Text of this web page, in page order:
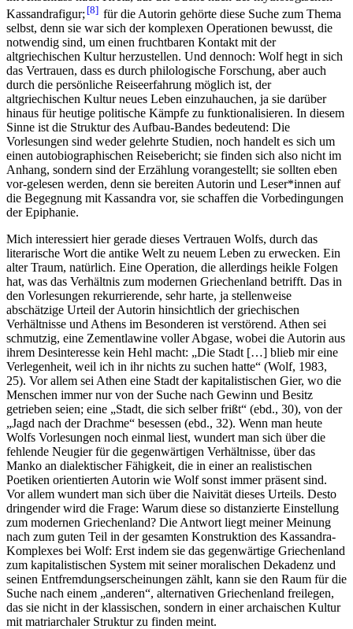
Kassandrafigur; 8
für die Autorin gehörte diese Suche zum Thema
selbst, denn sie war sich der komplexen Operationen bewusst, die
notwendig sind, um einen fruchtbaren Kontakt mit der
altgriechischen Kultur herzustellen. Und dennoch: Wolf hegt in sich
das Vertrauen, dass es durch philologische Forschung, aber auch
durch die persönliche Reiseerfahrung möglich ist, der
altgriechischen Kultur neues Leben einzuhauchen, ja sie darüber
hinaus für heutige politische Kämpfe zu funktionalisieren. In diesem
Sinne ist die Struktur des Aufbau-Bandes bedeutend: Die
Vorlesungen sind weder gelehrte Studien, noch handelt es sich um
einen autobiographischen Reisebericht; sie finden sich also nicht im
Anhang, sondern sind der Erzählung vorangestellt; sie sollten eben
vor-gelesen werden, denn sie bereiten Autorin und Leser*innen auf
die Begegnung mit Kassandra vor, sie schaffen die Vorbedingungen
der Epiphanie.
Mich interessiert hier gerade dieses Vertrauen Wolfs, durch das
literarische Wort die antike Welt zu neuem Leben zu erwecken. Ein
alter Traum, natürlich. Eine Operation, die allerdings heikle Folgen
hat, was das Verhältnis zum modernen Griechenland betrifft. Das in
den Vorlesungen rekurrierende, sehr harte, ja stellenweise
abschätzige Urteil der Autorin hinsichtlich der griechischen
Verhältnisse und Athens im Besonderen ist verstörend. Athen sei
schmutzig, eine Zementlawine voller Abgase, wobei die Autorin aus
ihrem Desinteresse kein Hehl macht: „Die Stadt […] blieb mir eine
Verlegenheit, weil ich in ihr nichts zu suchen hatte“ (Wolf, 1983,
25). Vor allem sei Athen eine Stadt der kapitalistischen Gier, wo die
Menschen immer nur von der Suche nach Gewinn und Besitz
getrieben seien; eine „Stadt, die sich selber frißt“ (ebd., 30), von der
„Jagd nach der Drachme“ besessen (ebd., 32). Wenn man heute
Wolfs Vorlesungen noch einmal liest, wundert man sich über die
fehlende Neugier für die gegenwärtigen Verhältnisse, über das
Manko an dialektischer Fähigkeit, die in einer an realistischen
Poetiken orientierten Autorin wie Wolf sonst immer präsent sind.
Vor allem wundert man sich über die Naivität dieses Urteils. Desto
dringender wird die Frage: Warum diese so distanzierte Einstellung
zum modernen Griechenland? Die Antwort liegt meiner Meinung
nach zum guten Teil in der gesamten Konstruktion des Kassandra-
Komplexes bei Wolf: Erst indem sie das gegenwärtige Griechenland
zum kapitalistischen System mit seiner moralischen Dekadenz und
seinen Entfremdungserscheinungen zählt, kann sie den Raum für die
Suche nach einem „anderen“, alternativen Griechenland freilegen,
das sie nicht in der klassischen, sondern in einer archaischen Kultur
mit matriarchaler Struktur zu finden meint.